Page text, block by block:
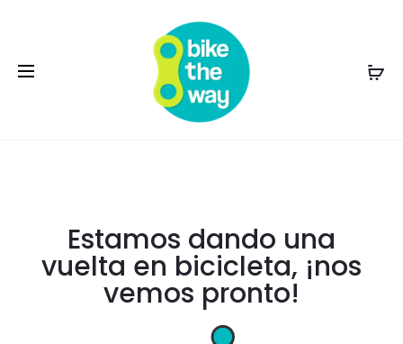
Estamos dando una
vuelta en bicicleta, ¡nos
vemos pronto!